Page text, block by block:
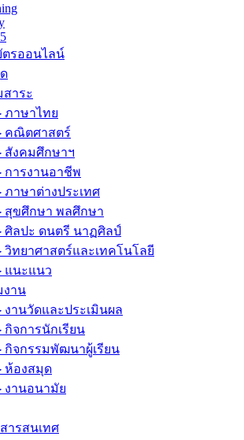
ตรออนไลน์
สาระ
ภาษาไทย
คณิตศาสตร์
สังคมศึกษาฯ
การงานอาชีพ
ภาษาต่างประเทศ
สุขศึกษา พลศึกษา
ศิลปะ ดนตรี นาฏศิลป์
วิทยาศาสตร์และเทคโนโลยี
แนะแนว
งาน
งานวัดและประเมินผล
กิจการนักเรียน
กิจกรรมพัฒนาผู้เรียน
ห้องสมุด
งานอนามัย
ารสนเทศ